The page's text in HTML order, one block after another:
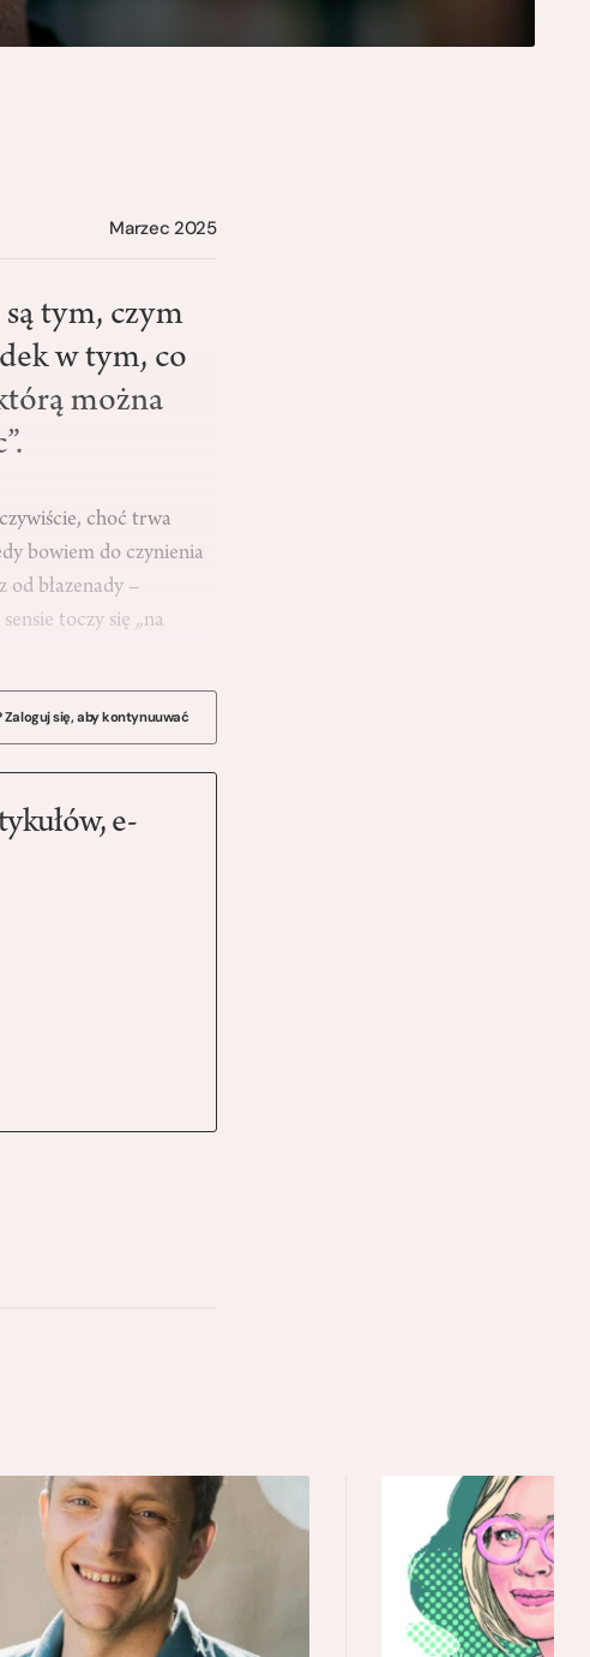
Marzec 2025
tym, czym
w tym, co
można
choć trwa
bowiem do czynienia
błazenady –
toczy się „na
Zaloguj się, aby kontynuuwać
e-